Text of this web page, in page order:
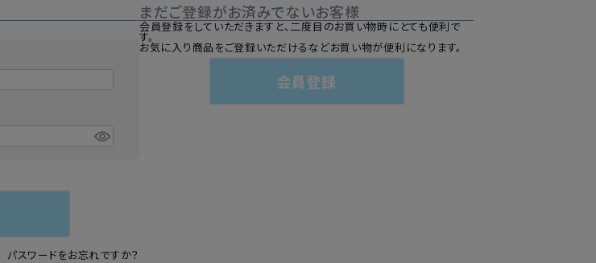
パスワードをお忘れですか？
まだご登録がお済みでないお客様
会員登録をしていただきますと、二度目のお買い物時にとても便利で
す。
お気に入り商品をご登録いただけるなどお買い物が便利になります。
会員登録